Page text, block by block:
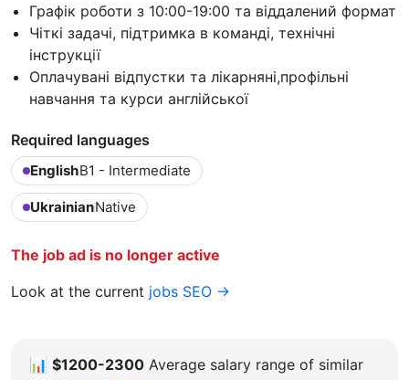
Графік роботи з 10:00-19:00 та віддалений формат
Чіткі задачі, підтримка в команді, технічні
інструкції
Оплачувані відпустки та лікарняні,профільні
навчання та курси англійської
Required languages
EnglishB1 - Intermediate
UkrainianNative
The job ad is no longer active
Look at the current jobs SEO →
📊 $1200-2300 Average salary range of similar